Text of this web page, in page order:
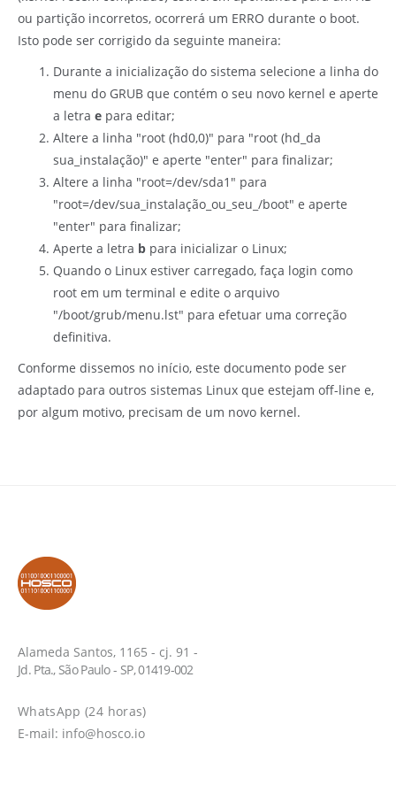
ou partição incorretos, ocorrerá um ERRO durante o boot.
Isto pode ser corrigido da seguinte maneira:
Durante a inicialização do sistema selecione a linha do
menu do GRUB que contém o seu novo kernel e aperte
a letra e para editar;
Altere a linha "root (hd0,0)" para "root (hd_da
sua_instalação)" e aperte "enter" para finalizar;
Altere a linha "root=/dev/sda1" para
"root=/dev/sua_instalação_ou_seu_/boot" e aperte
"enter" para finalizar;
Aperte a letra b para inicializar o Linux;
Quando o Linux estiver carregado, faça login como
root em um terminal e edite o arquivo
"/boot/grub/menu.lst" para efetuar uma correção
definitiva.
Conforme dissemos no início, este documento pode ser
adaptado para outros sistemas Linux que estejam off-line e,
por algum motivo, precisam de um novo kernel.
Alameda Santos, 1165 - cj. 91 -
Jd. Pta., São Paulo - SP, 01419-002
WhatsApp (24 horas)
E-mail: info@hosco.io